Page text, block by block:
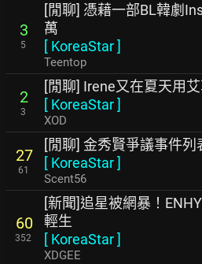
3
5
[閒聊] 憑藉一部BL韓劇
萬
[ KoreaStar]
Teentop
2
3
[閒聊] Irene又在夏天用艾
[ KoreaStar]
XOD
27
61
[閒聊] 金秀賢爭議事件列
[ KoreaStar]
Scent56
60
352
[新聞]追星被網暴！
輕生
[ KoreaStar]
XDGEE